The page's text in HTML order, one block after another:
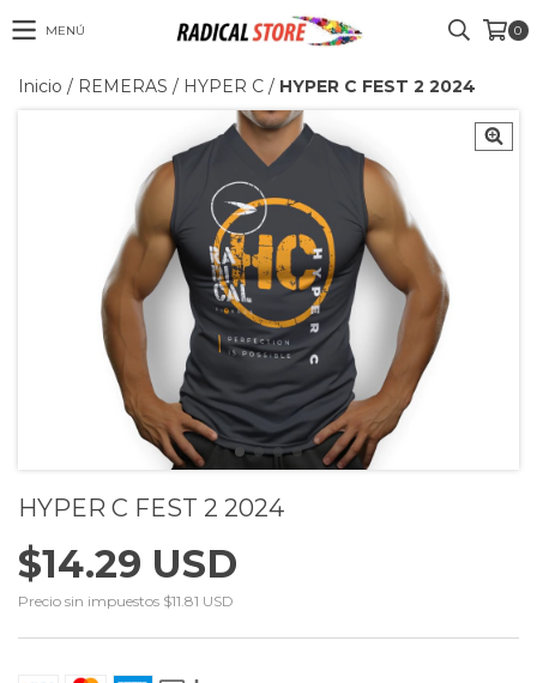
MENÚ 0
Inicio / REMERAS / HYPER C / HYPER C FEST 2 2024
HYPER C FEST 2 2024
$14.29 USD
Precio sin impuestos $11.81 USD